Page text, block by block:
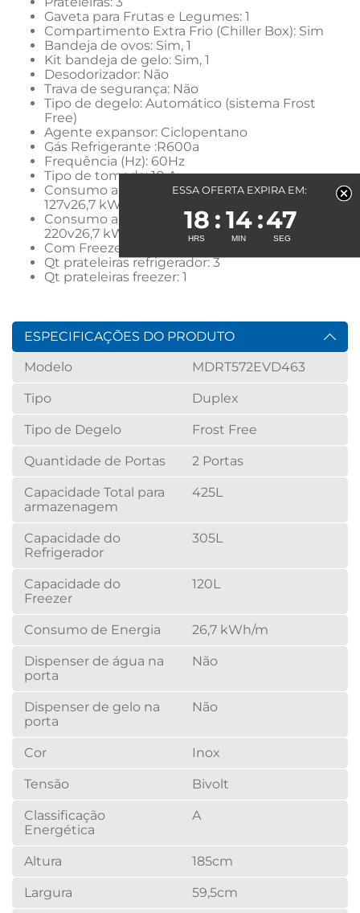
Gaveta para Frutas e Legumes: 1
Compartimento Extra Frio (Chiller Box): Sim
Bandeja de ovos: Sim, 1
Kit bandeja de gelo: Sim, 1
Desodorizador: Não
Trava de segurança: Não
Tipo de degelo: Automático (sistema Frost
Free)
Agente expansor: Ciclopentano
Gás Refrigerante :R600a
Frequência (Hz): 60Hz
Tipo de tomada: 10 A
Consumo aproximado de energia (kWh/m):
127v26,7 kWh/m
Consumo aproximado de energia (kWh/m):
220v26,7 kWh/m
Com Freezer: Sim
Qt prateleiras refrigerador: 3
Qt prateleiras freezer: 1
ESPECIFICAÇÕES DO PRODUTO
Modelo
MDRT572EVD463
Tipo Duplex
Tipo de Degelo Frost Free
Quantidade de Portas 2 Portas
Capacidade Total para
armazenagem
425L
Capacidade do
Refrigerador
305L
Capacidade do
Freezer
120L
Consumo de Energia 26,7 kWh/m
Dispenser de água na
porta
Não
Dispenser de gelo na
porta
Não
Cor Inox
Tensão Bivolt
Classificação
Energética
A
Altura 185cm
Largura 59,5cm
ESSA OFERTA EXPIRA EM:
18 14 47